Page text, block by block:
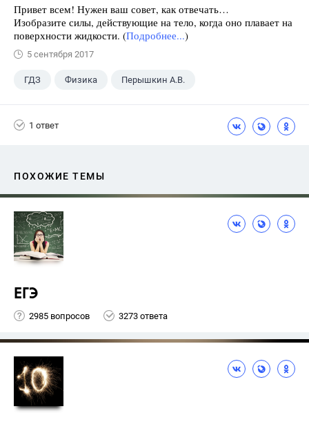
Привет всем! Нужен ваш совет, как отвечать…
Изобразите силы, действующие на тело, когда оно плавает на
поверхности жидкости. (Подробнее...)
5 сентября 2017
ГДЗ Физика Перышкин А.В.
1 ответ
ПОХОЖИЕ ТЕМЫ
ЕГЭ
2985 вопросов 3273 ответа